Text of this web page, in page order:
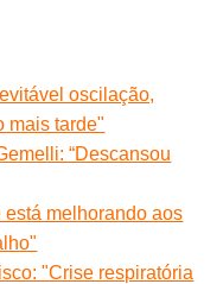
oscilação,
mais tarde"
“Descansou
melhorando aos
"Crise respiratória